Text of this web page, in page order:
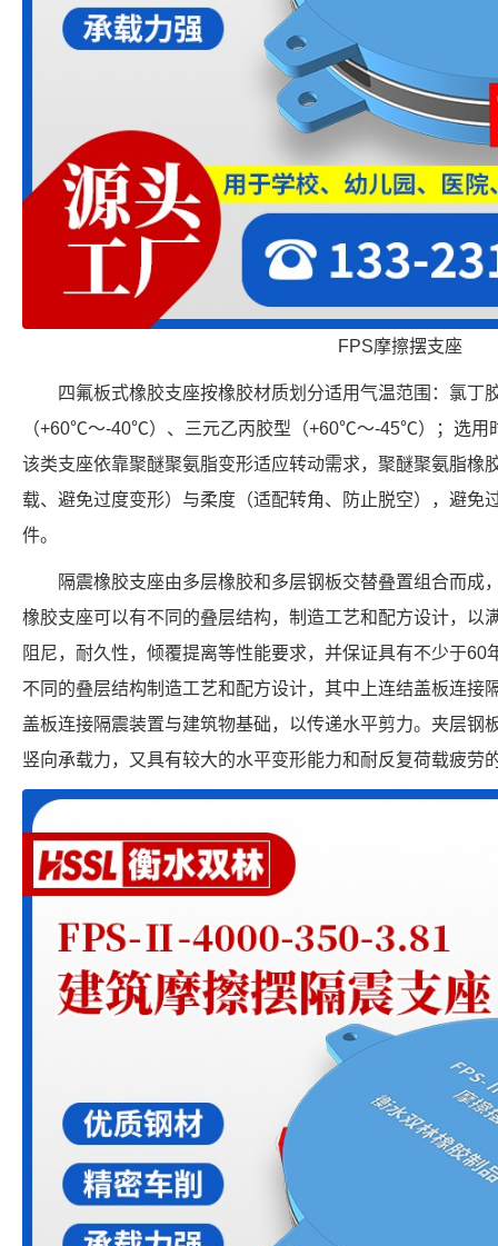
FPS摩擦摆支座
四氟板式橡胶支座按橡胶材质划分适用气温范围：氯
（+60℃～-40℃）、三元乙丙胶型（+60℃～-45℃）；选用
该类支座依靠聚醚聚氨脂变形适应转动需求，聚醚聚氨脂橡
载、避免过度变形）与柔度（适配转角、防止脱空），避免
件。
隔震橡胶支座由多层橡胶和多层钢板交替叠置组合而成
橡胶支座可以有不同的叠层结构，制造工艺和配方设计，以
阻尼，耐久性，倾覆提离等性能要求，并保证具有不少于60
不同的叠层结构制造工艺和配方设计，其中上连结盖板连接
盖板连接隔震装置与建筑物基础，以传递水平剪力。夹层钢
竖向承载力，又具有较大的水平变形能力和耐反复荷载疲劳